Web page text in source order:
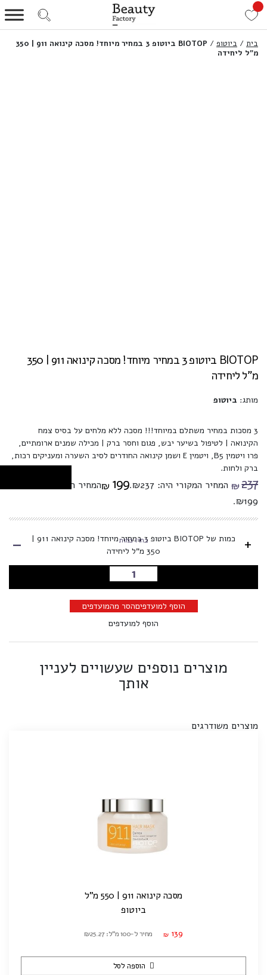
בית / ביוטופ /
BIOTOP ביוטופ 3 במחיר מיוחד! מסכה קינואה 911 | 350
מ”ל ליחידה
BIOTOP ביוטופ 3 במחיר מיוחד! מסכה קינואה 911 | 350
מ”ל ליחידה
מותג: ביוטופ
3 מסכות במחיר משתלם במיוחד!!! מסכה ללא מלחים על בסיס צמח
הקינואה | לטיפול בשיער יבש, פגום וחסר ברק | מכילה שמנים ארומתיים,
פרו ויטמין B5, ויטמין E ושמן קינואה החודרים לסיב השערה ומעניקים רכות,
ברק ולחות.
₪237 המחיר המקורי היה: ₪237. ₪ 199
המחיר הנוכחי הוא:
₪199.
+
כמות של BIOTOP ביוטופ 3 במחיר מיוחד! מסכה קינואה 911 |
350 מ”ל ליחידה
בחרו כמות -
הוספה לסל
הוסף למועדפיםהסר מהמועדפים
הוסף למועדפים
מוצרים נוספים שעשויים לעניין
אותך
מוצרים משודרגים
מסכה קינואה 911 | 550 מ"ל
ביוטופ
₪ 139 מחיר ל-100 מ"ל: ₪25.27
הוספה לסל